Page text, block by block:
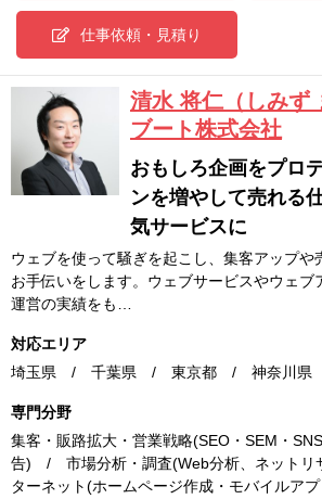
仕事依頼・見積り
清水 将仁（しみず
ブート株式会社
おもしろ企画をプロ
ンを増やして売れる
気サービスに
ウェブを使って騒ぎを起こし、集客アップや
お手伝いをします。ウェブサービスやウェブ
運営の実績をも…
対応エリア
埼玉県 / 千葉県 / 東京都 / 神奈川県
専門分野
集客・販路拡大・営業戦略(SEO・SEM・
告) / 市場分析・調査(Web分析、ネット
ターネット(ホームページ作成・モバイル